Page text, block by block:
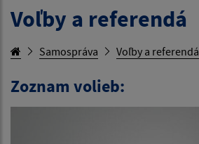
Voľby a referendá
Samospráva Voľby a referendá
Zoznam volieb: